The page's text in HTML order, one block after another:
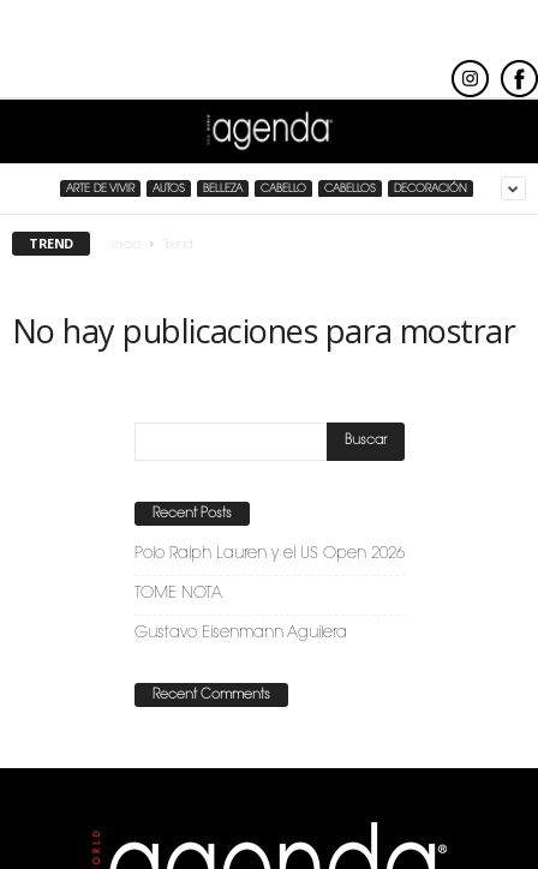
ARTE DE VIVIR AUTOS BELLEZA CABELLO CABELLOS DECORACIÓN
TREND Trend
No hay publicaciones para mostrar
Recent Posts
Polo Ralph Lauren y el US Open 2026
TOME NOTA
Gustavo Eisenmann Aguilera
Recent Comments